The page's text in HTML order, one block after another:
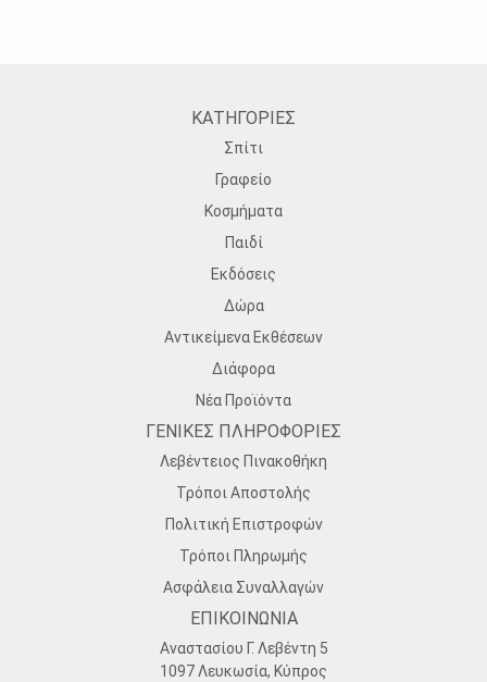
ΚΑΤΗΓΟΡΙΕΣ
Σπίτι
Γραφείο
Κοσμήματα
Παιδί
Εκδόσεις
Δώρα
Αντικείμενα Εκθέσεων
Διάφορα
Νέα Προϊόντα
ΓΕΝΙΚΕΣ ΠΛΗΡΟΦΟΡΙΕΣ
Λεβέντειος Πινακοθήκη
Τρόποι Αποστολής
Πολιτική Επιστροφών
Τρόποι Πληρωμής
Ασφάλεια Συναλλαγών
ΕΠΙΚΟΙΝΩΝΙΑ
Αναστασίου Γ. Λεβέντη 5
1097 Λευκωσία, Κύπρος